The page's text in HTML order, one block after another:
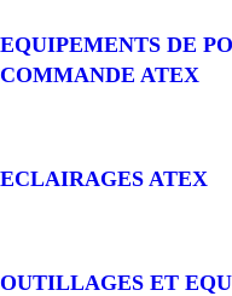
EQUIPEMENTS DE
COMMANDE ATEX
ECLAIRAGES ATEX
OUTILLAGES ET